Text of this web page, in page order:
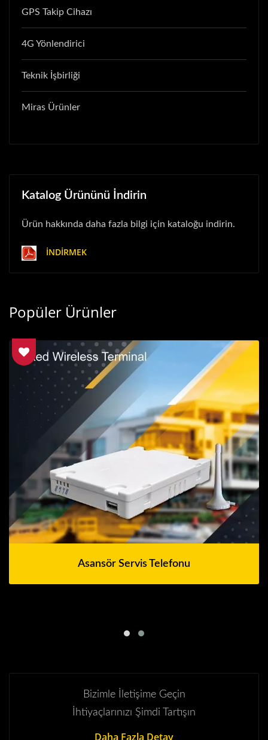
GPS Takip Cihazı
4G Yönlendirici
Teknik İşbirliği
Miras Ürünler
Katalog Ürününü İndirin
Ürün hakkında daha fazla bilgi için kataloğu indirin.
İNDIRMEK
Popüler Ürünler
Asansör Servis Telefonu
Bizimle İletişime Geçin
İhtiyaçlarınızı Şimdi Tartışın
Daha Fazla Detay